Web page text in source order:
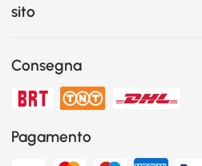
sito
Consegna
Pagamento